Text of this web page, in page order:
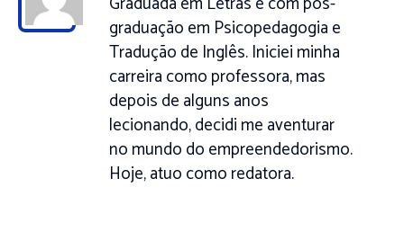
graduação em Psicopedagogia e
Tradução de Inglês. Iniciei minha
carreira como professora, mas
depois de alguns anos
lecionando, decidi me aventurar
no mundo do empreendedorismo.
Hoje, atuo como redatora.